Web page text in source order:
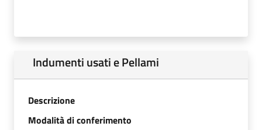
Indumenti usati e Pellami
Descrizione
Modalità di conferimento